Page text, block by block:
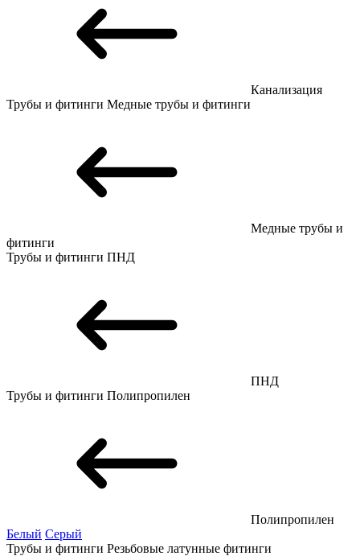
Канализация
Трубы и фитинги Медные трубы и фитинги
Медные трубы и
фитинги
Трубы и фитинги ПНД
ПНД
Трубы и фитинги Полипропилен
Полипропилен
Белый Серый
Трубы и фитинги Резьбовые латунные фитинги